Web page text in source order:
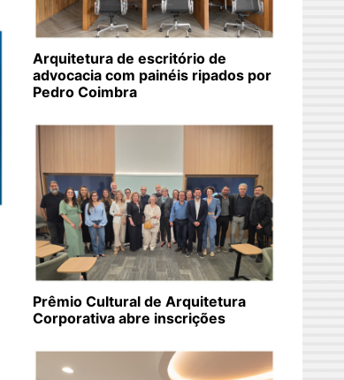
Arquitetura de escritório de
advocacia com painéis ripados por
Pedro Coimbra
Prêmio Cultural de Arquitetura
Corporativa abre inscrições